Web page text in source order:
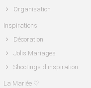
Organisation
Inspirations
Décoration
Jolis Mariages
Shootings d'inspiration
La Mariée ♡